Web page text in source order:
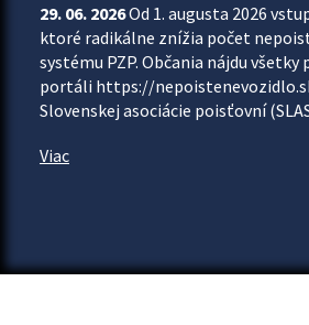
29. 06. 2026Od 1. augusta 2026
ktoré radikálne znížia počet
systému PZP. Občania nájdu
portáli https://
Slovenskej asociácie poisťovní
Viac